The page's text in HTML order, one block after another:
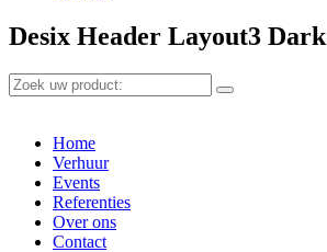
Desix Header Layout3 Dark
Home
Verhuur
Events
Referenties
Over ons
Contact